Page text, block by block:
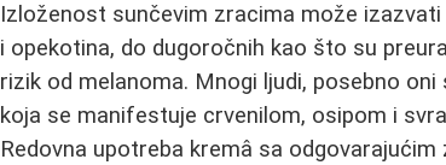
Izloženost sunčevim zracima može
i opekotina, do dugoročnih kao što su
rizik od melanoma. Mnogi ljudi, posebno
koja se manifestuje crvenilom, osipom i
Redovna upotreba kremâ sa